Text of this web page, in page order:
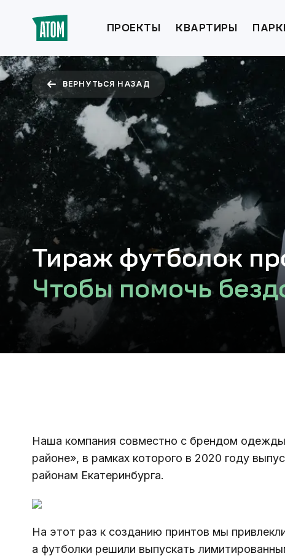
ПРОЕКТЫ КВАРТИРЫ
ВЕРНУТЬСЯ НАЗАД
Тираж футболок
Чтобы помочь
Наша компания совместно с брендом
районе», в рамках которого в 2020 году
районам Екатеринбурга.
На этот раз к созданию принтов мы
а футболки решили выпускать